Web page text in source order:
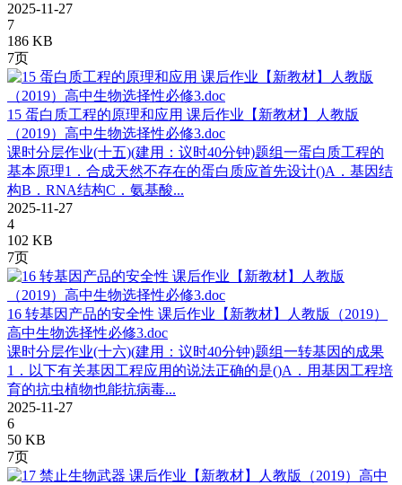
2025-11-27
7
186 KB
7页
15 蛋白质工程的原理和应用 课后作业【新教材】人教版
（2019）高中生物选择性必修3.doc
课时分层作业(十五)(建用：议时40分钟)题组一蛋白质工程的
基本原理1．合成天然不存在的蛋白质应首先设计()A．基因结
构B．RNA结构C．氨基酸...
2025-11-27
4
102 KB
7页
16 转基因产品的安全性 课后作业【新教材】人教版（2019）
高中生物选择性必修3.doc
课时分层作业(十六)(建用：议时40分钟)题组一转基因的成果
1．以下有关基因工程应用的说法正确的是()A．用基因工程培
育的抗虫植物也能抗病毒...
2025-11-27
6
50 KB
7页